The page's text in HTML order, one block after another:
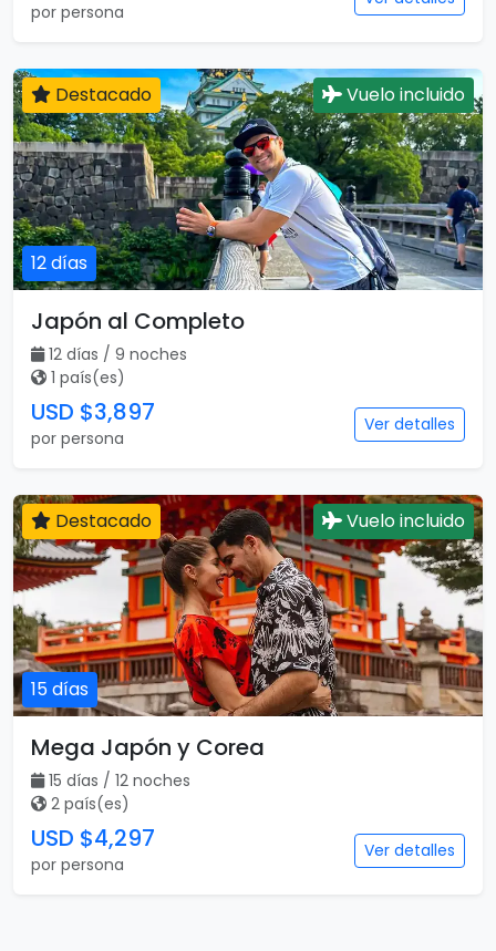
por persona
12 días
Destacado Vuelo incluido
Japón al Completo
12 días / 9 noches
1 país(es)
USD $3,897
por persona
Ver detalles
15 días
Destacado Vuelo incluido
Mega Japón y Corea
15 días / 12 noches
2 país(es)
USD $4,297
por persona
Ver detalles